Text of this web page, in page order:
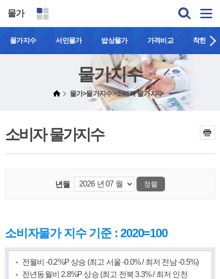
물가
물가지수 서민물가 밥상물가 가격비교 착한가
물가지수
물가>물가지수>소비자 물가지수
소비자 물가지수
년월
소비자물가 지수 기준 : 2020=100
전월비 -0.2%P 상승 (최고 서울 -0.0% / 최저 전남 -0.5%)
전년동월비 2.8%P 상승 (최고 전북 3.3% / 최저 인천